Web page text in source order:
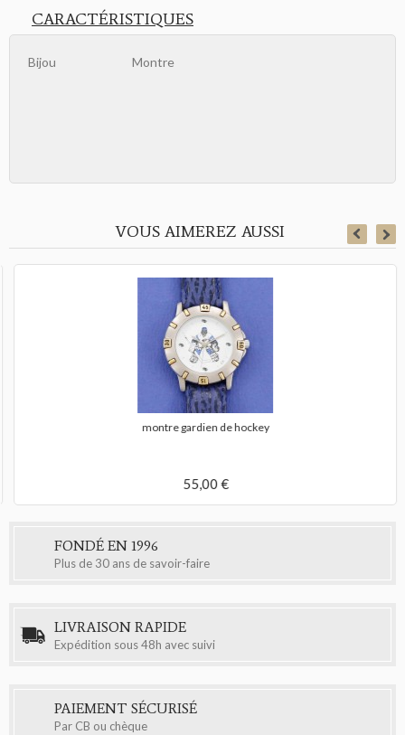
CARACTÉRISTIQUES
Bijou Montre
VOUS AIMEREZ AUSSI
montre gardien de hockey
55,00 €
FONDÉ EN 1996
Plus de 30 ans de savoir-faire
LIVRAISON RAPIDE
Expédition sous 48h avec suivi
PAIEMENT SÉCURISÉ
Par CB ou chèque